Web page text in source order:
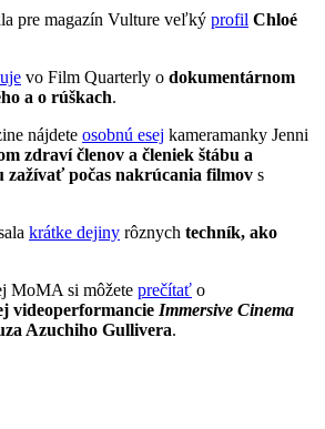
pre magazín Vulture veľký profil Chloé
vo Film Quarterly o dokumentárnom
a o rúškach.
nájdete osobnú esej kameramanky Jenni
zdraví členov a členiek štábu a
zažívať počas nakrúcania filmov s
krátke dejiny rôznych techník, ako
MoMA si môžete prečítať o
videoperformancie Immersive Cinema
Azuchiho Gullivera.